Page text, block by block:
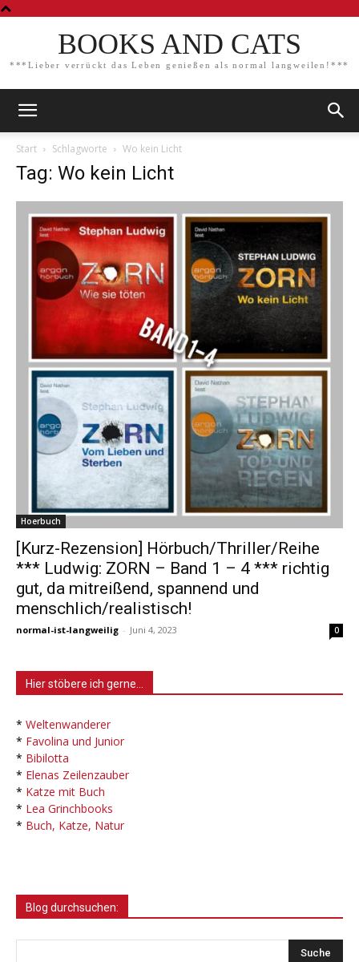
BOOKS AND CATS
***Lieber verrückt das Leben genießen als normal langweilen!***
Start Schlagworte Wo kein Licht
Tag: Wo kein Licht
Hoerbuch
[Kurz-Rezension] Hörbuch/Thriller/Reihe
*** Ludwig: ZORN – Band 1 – 4 *** richtig
gut, da mitreißend, spannend und
menschlich/realistisch!
normal-ist-langweilig - Juni 4, 2023 0
Hier stöbere ich gerne…
* Weltenwanderer
* Favolina und Junior
* Bibilotta
* Elenas Zeilenzauber
* Katze mit Buch
* Lea Grinchbooks
* Buch, Katze, Natur
Blog durchsuchen: